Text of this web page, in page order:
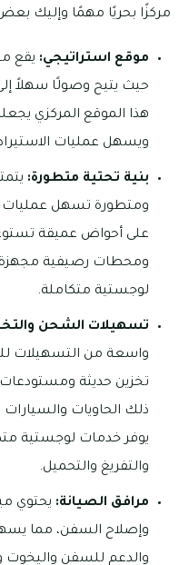
مركزًا بحريًا مهمًا وإليك بعض
موقع استراتيجي: يقع
حيث يتيح وصولًا سهلاً
هذا الموقع المركزي
ويسهل عمليات
بنية تحتية متطورة:
ومتطورة تسهل عمليات
على أحواض عميقة
ومحطات رصيفية مجهزة
لوجستية متكاملة.
تسهيلات الشحن
واسعة من التسهيلات
تخزين حديثة
ذلك الحاويات والسيارات
يوفر خدمات لوجستية
والتفريغ والتحميل.
مرافق الصيانة: يحتوي
وإصلاح السفن، مما
والدعم للسفن واليخوت